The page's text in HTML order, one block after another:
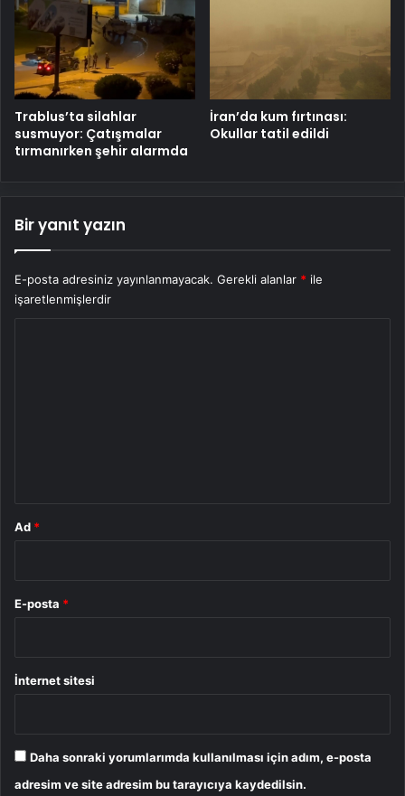
Trablus’ta silahlar
susmuyor: Çatışmalar
tırmanırken şehir alarmda
İran’da kum fırtınası:
Okullar tatil edildi
Bir yanıt yazın
E-posta adresiniz yayınlanmayacak. Gerekli alanlar * ile
işaretlenmişlerdir
Ad *
E-posta *
İnternet sitesi
Daha sonraki yorumlarımda kullanılması için adım, e-posta
adresim ve site adresim bu tarayıcıya kaydedilsin.